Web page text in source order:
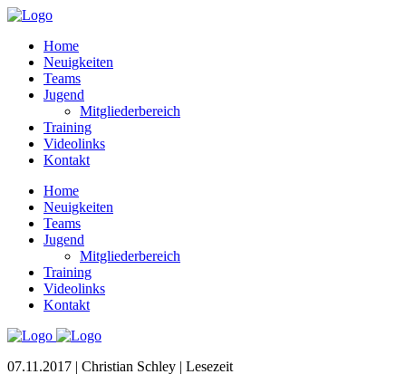
Home
Neuigkeiten
Teams
Jugend
Mitgliederbereich
Training
Videolinks
Kontakt
Home
Neuigkeiten
Teams
Jugend
Mitgliederbereich
Training
Videolinks
Kontakt
07.11.2017 | Christian Schley | Lesezeit